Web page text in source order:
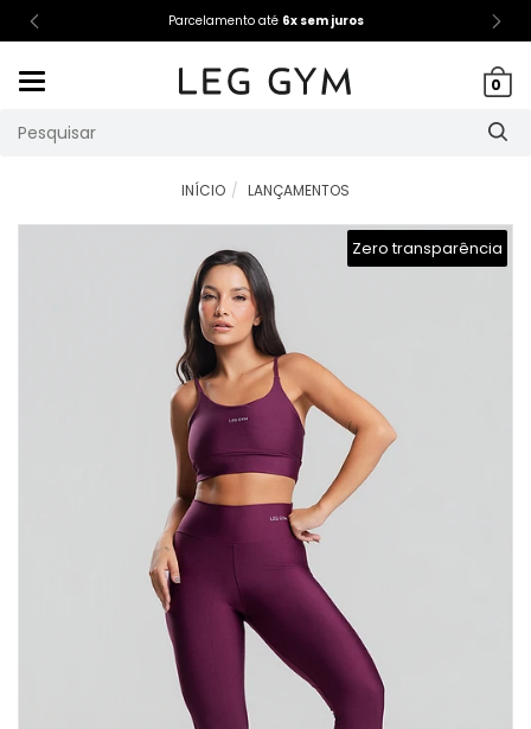
Parcelamento até 6x sem juros
0
INÍCIO LANÇAMENTOS
Zero transparência